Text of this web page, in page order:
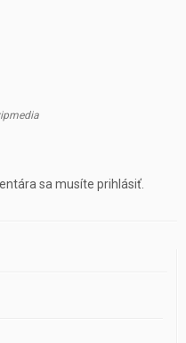
sa musíte prihlásiť